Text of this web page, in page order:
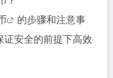
的步骤和注意事
安全的前提下高效